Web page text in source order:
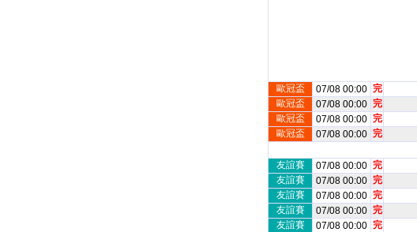
歐冠盃
07/08 00:00 完
歐冠盃
07/08 00:00 完
歐冠盃
07/08 00:00 完
歐冠盃
07/08 00:00 完
友誼賽
07/08 00:00 完
友誼賽
07/08 00:00 完
友誼賽
07/08 00:00 完
友誼賽
07/08 00:00 完
友誼賽
07/08 00:00 完